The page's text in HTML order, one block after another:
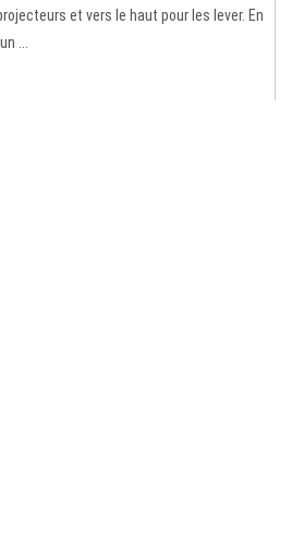
et vers le haut pour les lever. En
...